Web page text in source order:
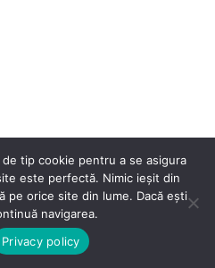
tip cookie pentru a se asigura
este perfectă. Nimic ieșit din
pe orice site din lume. Dacă ești
navigarea.
Privacy policy